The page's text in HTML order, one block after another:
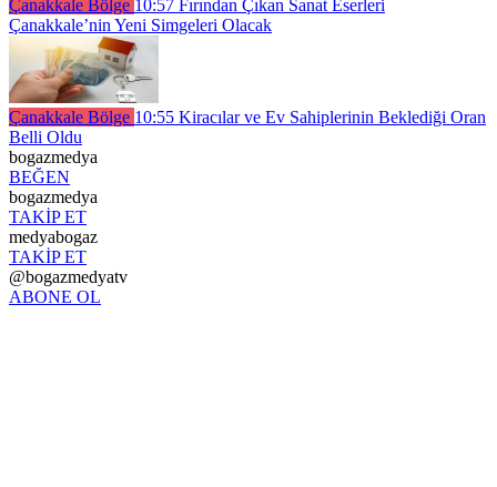
Çanakkale Bölge 10:57 Fırından Çıkan Sanat Eserleri
Çanakkale’nin Yeni Simgeleri Olacak
Çanakkale Bölge 10:55 Kiracılar ve Ev Sahiplerinin Beklediği Oran
Belli Oldu
bogazmedya
BEĞEN
bogazmedya
TAKİP ET
medyabogaz
TAKİP ET
@bogazmedyatv
ABONE OL